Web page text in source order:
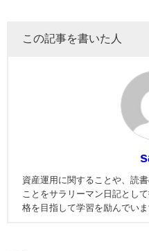
この記事を書いた人
資産運用に関することや、読
ことをサラリーマン日記とし
格を目指して学習を励んでいま